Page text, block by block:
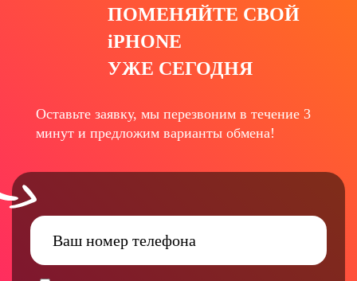
ПОМЕНЯЙТЕ СВОЙ
iPHONE
УЖЕ СЕГОДНЯ
Оставьте заявку, мы перезвоним в течение 3
минут и предложим варианты обмена!